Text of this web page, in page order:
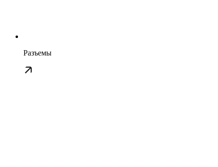
Разъемы